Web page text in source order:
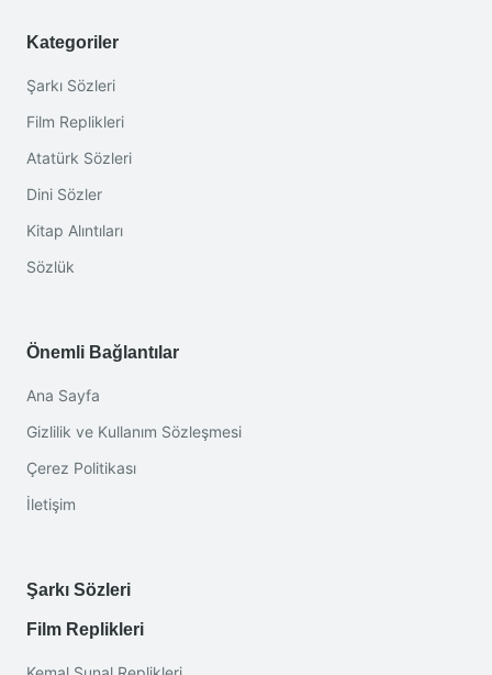
Kategoriler
Şarkı Sözleri
Film Replikleri
Atatürk Sözleri
Dini Sözler
Kitap Alıntıları
Sözlük
Önemli Bağlantılar
Ana Sayfa
Gizlilik ve Kullanım Sözleşmesi
Çerez Politikası
İletişim
Şarkı Sözleri
Film Replikleri